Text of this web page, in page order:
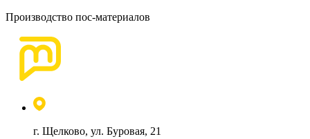
Производство пос-материалов
г. Щелково, ул. Буровая, 21